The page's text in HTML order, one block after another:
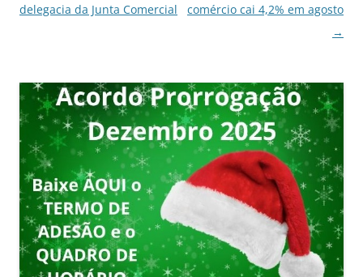
de
delegacia da Junta Comercial
comércio cai 4,2% em agosto
→